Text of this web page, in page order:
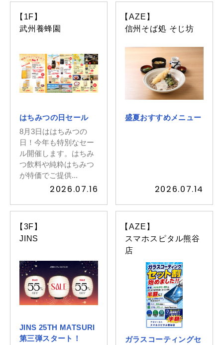
【1F】
武州養蜂園
はちみつの日セール
8月3日ははちみつの
日！今年も特別なセー
ル開催します。はちみ
つ飲料や純粋はちみつ
が特価でご提供...
2026.07.16
【AZE】
信州そば処 そじ坊
盛夏おすすめメニュー
2026.07.14
【3F】
JINS
JINS 25TH MATSURI
第三弾スタート！
【AZE】
スマホスピタル熊谷
店
ガラスコーティングセ